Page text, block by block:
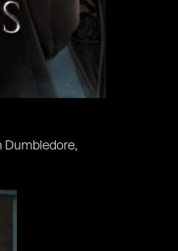
Dumbledore,